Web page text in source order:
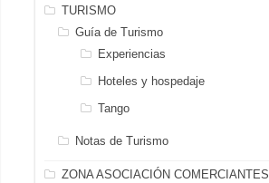
TURISMO
Guía de Turismo
Experiencias
Hoteles y hospedaje
Tango
Notas de Turismo
ZONA ASOCIACIÓN COMERCIANTES